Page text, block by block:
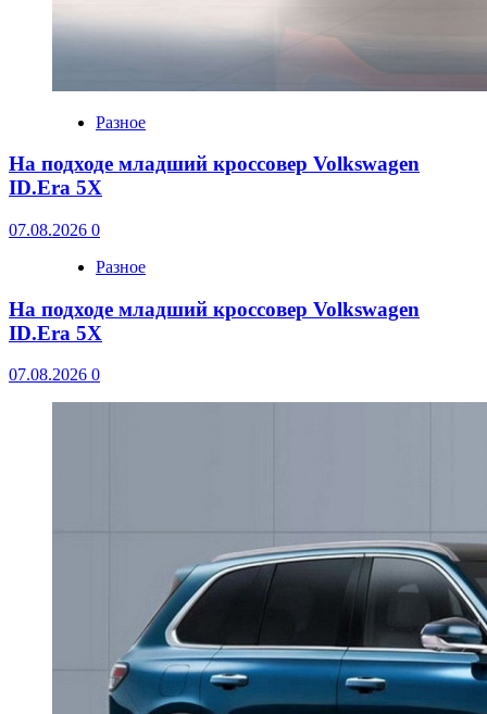
Разное
На подходе младший кроссовер Volkswagen
ID.Era 5X
07.08.2026 0
Разное
На подходе младший кроссовер Volkswagen
ID.Era 5X
07.08.2026 0